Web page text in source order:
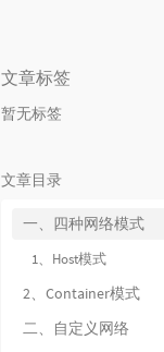
文章标签
暂无标签
文章目录
一、四种网络模式
1、Host模式
2、Container模式
二、自定义网络